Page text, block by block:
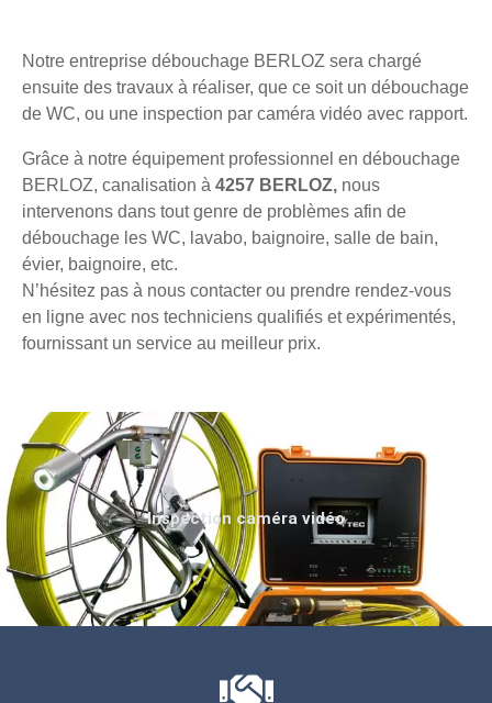
Notre entreprise débouchage BERLOZ sera chargé
ensuite des travaux à réaliser, que ce soit un débouchage
de WC, ou une inspection par caméra vidéo avec rapport.
Grâce à notre équipement professionnel en débouchage
BERLOZ, canalisation à 4257 BERLOZ, nous
intervenons dans tout genre de problèmes afin de
débouchage les WC, lavabo, baignoire, salle de bain,
évier, baignoire, etc.
N’hésitez pas à nous contacter ou prendre rendez-vous
en ligne avec nos techniciens qualifiés et expérimentés,
fournissant un service au meilleur prix.
Inspection caméra vidéo